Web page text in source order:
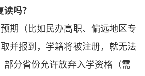
吗？
期（比如民办高职、偏远地区专
并报到，学籍将被注册，就无法
分省份允许放弃入学资格（需